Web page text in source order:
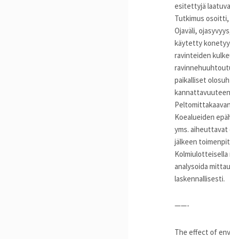
esitettyjä
Tutkimus
Ojaväli,
käytetty
ravinteiden
paikalliset
Koealueiden
yms.
jälkeen
Kolmiulotteisella
analysoida
laskennallisesti.
——-
The effect of